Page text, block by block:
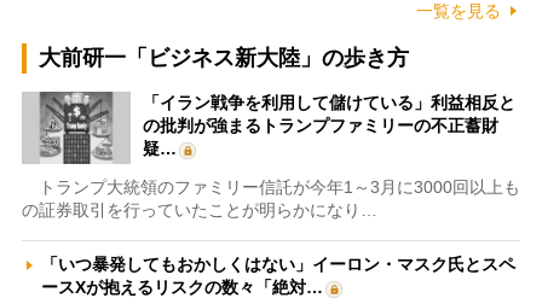
一覧を見る
大前研一「ビジネス新大陸」の歩き方
「イラン戦争を利用して儲けている」利益相反と
の批判が強まるトランプファミリーの不正蓄財
疑…
トランプ大統領のファミリー信託が今年1～3月に3000回以上も
の証券取引を行っていたことが明らかになり…
「いつ暴発してもおかしくはない」イーロン・マスク氏とスペ
ースXが抱えるリスクの数々「絶対…